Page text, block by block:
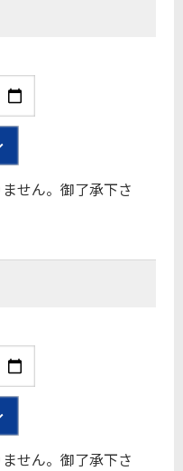
せん。御了承下さ
せん。御了承下さ